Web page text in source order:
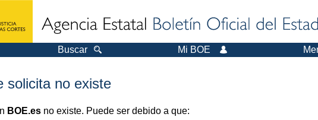
Buscar Mi BOE
solicita no existe
BOE.es no existe. Puede ser debido a que: